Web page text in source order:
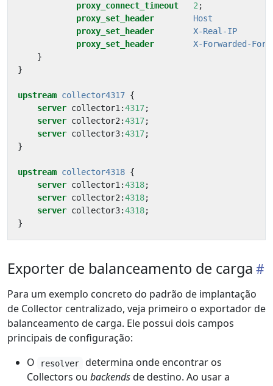
proxy_connect_timeout
2;
proxy_set_header
Host
proxy_set_header
X-Real-IP
proxy_set_header
X-Forwarded-For
}
}
upstream collector4317 {
server collector1:4317;
server collector2:4317;
server collector3:4317;
}
upstream collector4318 {
server collector1:4318;
server collector2:4318;
server collector3:4318;
}
Exporter de balanceamento de carga
Para um exemplo concreto do padrão de implantação
de Collector centralizado, veja primeiro o exportador de
balanceamento de carga. Ele possui dois campos
principais de configuração:
O
resolver
determina onde encontrar os
Collectors ou backendsde destino. Ao usar a